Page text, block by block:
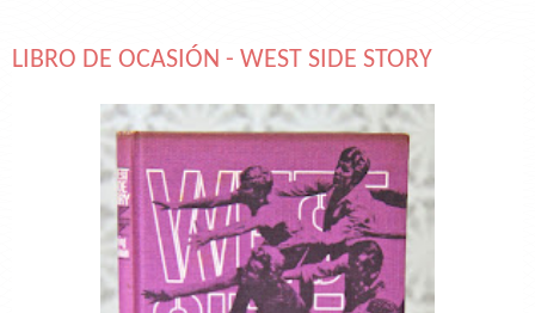
LIBRO DE OCASIÓN - WEST SIDE STORY